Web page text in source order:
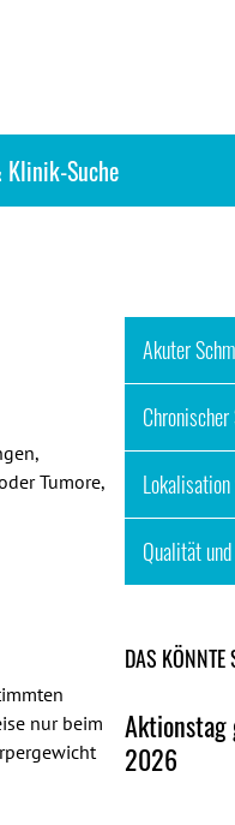
Suche
Akuter
Qualität
DAS KÖNNTE
Aktionstag
2026
Tumore,
nur beim